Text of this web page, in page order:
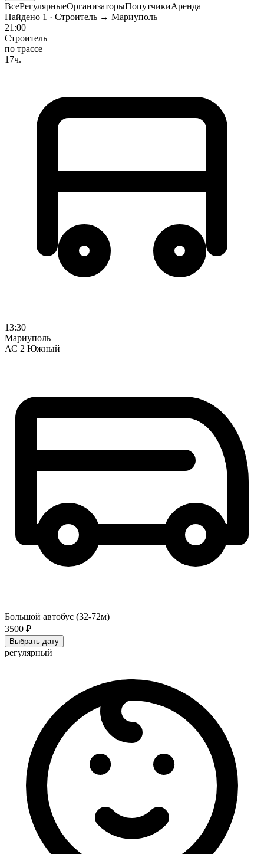
ВсеРегулярныеОрганизаторыПопутчикиАренда
Найдено 1 · Строитель → Мариуполь
21:00
Строитель
по трассе
17ч.
13:30
Мариуполь
АС 2 Южный
Большой автобус (32-72м)
3500 ₽
Выбрать дату
регулярный